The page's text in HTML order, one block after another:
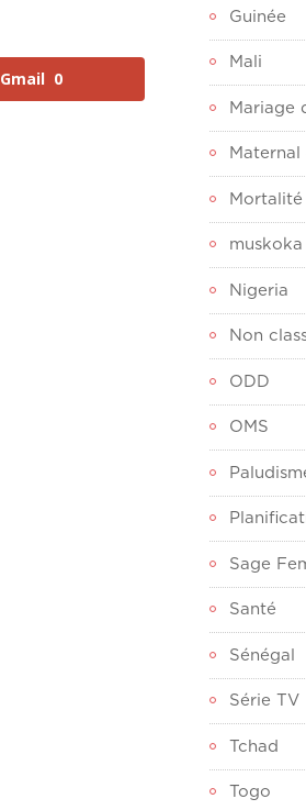
Gmail 0
Guinée
Mali
Mariage
Maternal
muskoka
Nigeria
Non
ODD
OMS
Sage
Santé
Sénégal
Série TV
Tchad
Togo